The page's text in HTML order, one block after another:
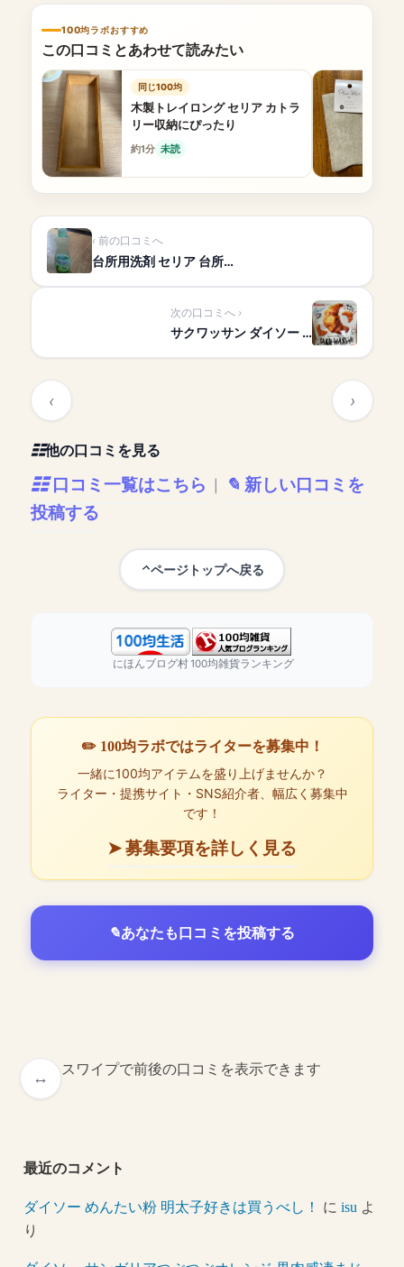
100均ラボおすすめ
この口コミとあわせて読みたい
同じ100均
木製トレイロング セリア カトラ
リー収納にぴったり
約1分 未読
前の口コミへ
台所用洗剤 セリア 台所…
次の口コミへ
サクワッサン ダイソー …
他の口コミを見る
口コミ一覧はこちら
新しい口コミを
投稿する
ページトップへ戻る
にほんブログ村100均雑貨ランキング
✏️ 100均ラボではライターを募集中！
一緒に100均アイテムを盛り上げませんか？
ライター・提携サイト・SNS紹介者、幅広く募集中
です！
➤ 募集要項を詳しく見る
あなたも口コミを投稿する
スワイプで前後の口コミを表示できます
最近のコメント
ダイソー めんたい粉 明太子好きは買うべし！ にisu よ
り